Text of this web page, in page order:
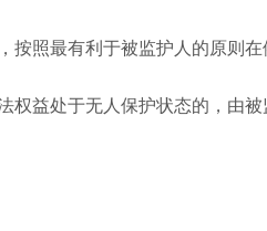
最有利于被监护人的原则在
处于无人保护状态的，由